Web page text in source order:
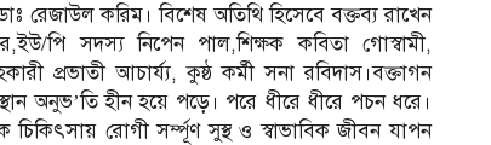
রেজাউল করিম। বিশেষ অতিথি হিসেবে বক্তব্য রাখেন
পি সদস্য নিপেন পাল,শিক্ষক কবিতা গোস্বামী,
প্রভাতী আচার্য্য, কুষ্ঠ কর্মী সনা রবিদাস।বক্তাগন
অনুভ’তি হীন হয়ে পড়ে। পরে ধীরে ধীরে পচন ধরে।
রোগী সর্ম্পূণ সুস্থ ও স্বাভাবিক জীবন যাপন